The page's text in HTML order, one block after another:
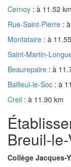
Cernoy : à 11.52 km
Rue-Saint-Pierre :
Montataire : à
Saint-Martin-
Beaurepaire : à
Bailleul-le-Soc : à
Creil : à 11.90 km
Breuil-
Collège Jacques-